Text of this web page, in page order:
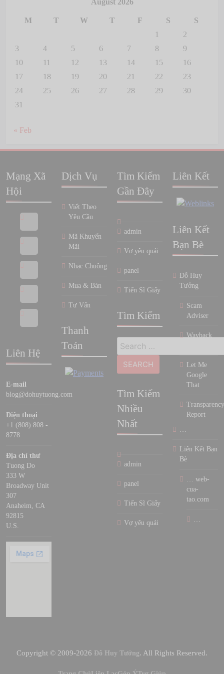
August 2026
M T W T F S
S
1
2
3
4 5 6 7 8
9
10
11 12 13 14 15
16
17
18 19 20 21 22
23
24
25 26 27 28 29
30
31
« Feb
Mạng Xã
Hội
Liên Hệ
E-mail
blog@dohuytuong.com
Điện thoại
+1 (808) 808 -
8778
Địa chỉ thư
Tuong Do
333 W
Broadway Unit
307
Anaheim, CA
92815
U.S.
Dịch Vụ
Viết Theo
Yêu Cầu
Mã Khuyến
Mãi
Nhạc Chuông
Mua & Bán
Tư Vấn
Thanh
Toán
Tìm Kiếm
Gần Đây
admin
Vợ yêu quái
panel
Tiến Sĩ Giấy
Tìm Kiếm
Search
for:
Tìm Kiếm
Nhiều
Nhất
admin
panel
Tiến Sĩ Giấy
Vợ yêu quái
Liên Kết
Liên Kết
Bạn Bè
Đỗ Huy
Tưởng
Scam
Adviser
Wayback
Let Me
Google
That
Transparency
Report
…
Liên Kết Bạn
Bè
… web-
cua-
tao.com
…
Copyright © 2009-2026 Đỗ Huy Tưởng. All Rights Reserved.